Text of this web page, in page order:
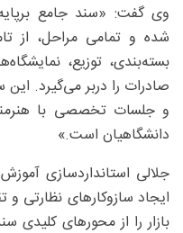
وی گفت: «سند جامع
شده و تمامی مراحل، از
بسته‌بندی، توزیع،
صادرات را دربر می‌گیرد.
و جلسات تخصصی با
دانشگاهیان است.»
جلالی استانداردسازی
ایجاد سازوکارهای نظارتی و
بازار را از محورهای کلیدی